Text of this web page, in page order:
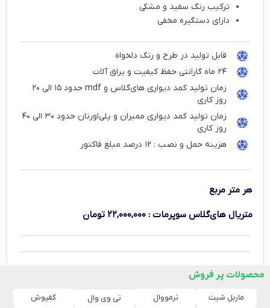
ترکیب رنگ سفید و مشکی
دارای دستگیره مخفی
قابل تولید در طرح و رنگ دلخواه
۲۴ ماه گارانتی حفظ کیفیت و یراق آلات
زمان تولید کمد دیواری های‌گلاس و mdf حدود ۱۵ الی ۲۰
روز کاری
زمان تولید کمد دیواری ممبران و پلی‌اورتان حدود ۳۰ الی ۴۰
روز کاری
هزینه حمل و نصب : ۱2 درصد مبلغ فاکتور
هر متر مربع
متریال های‌گلاس سوپرمات : ۲۲,۰۰۰,۰۰۰ تومان
محصولات پر فروش
ماربل شیت ترمووال تی وی وال
کفپوش